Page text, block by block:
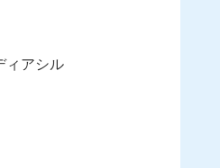
ィアシル